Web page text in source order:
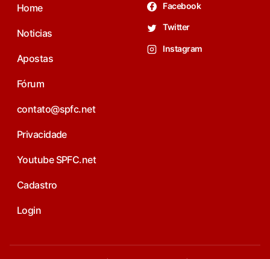
Home
Noticias
Apostas
Fórum
contato@spfc.net
Privacidade
Youtube SPFC.net
Cadastro
Login
Facebook
Twitter
Instagram